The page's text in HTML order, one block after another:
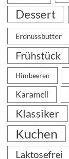
Dessert
Erdnussbutter
Frühstück
Himbeeren
Karamell
Klassiker
Kuchen
Laktosefrei